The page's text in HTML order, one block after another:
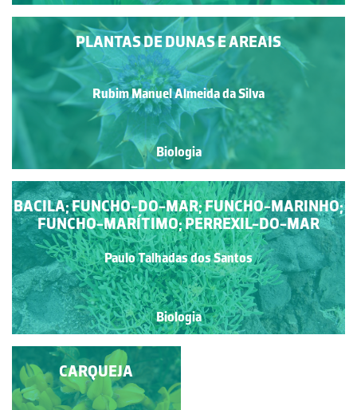
PLANTAS DE DUNAS E AREAIS
Rubim Manuel Almeida da Silva
Biologia
BACILA; FUNCHO-DO-MAR; FUNCHO-MARINHO;
FUNCHO-MARÍTIMO; PERREXIL-DO-MAR
Paulo Talhadas dos Santos
Biologia
TOJO
CARQUEJA